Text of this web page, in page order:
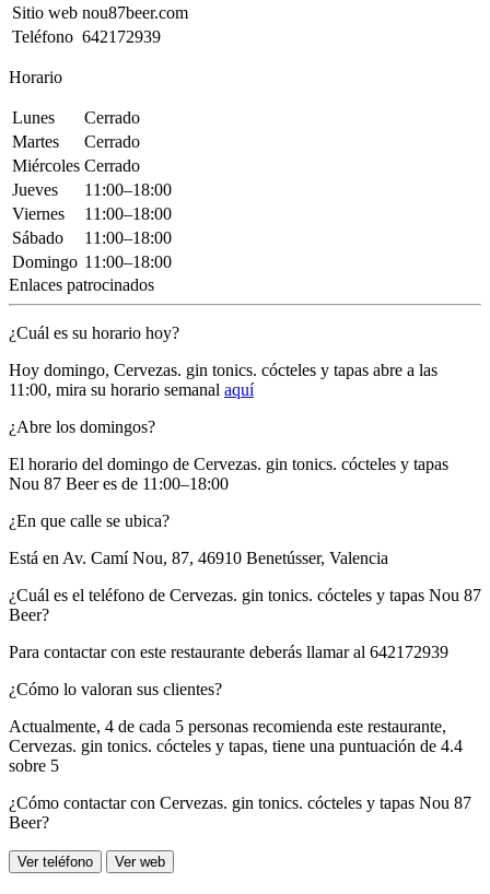
Sitio web nou87beer.com
Teléfono 642172939
Horario
Lunes
Cerrado
Martes
Cerrado
Miércoles Cerrado
Jueves
11:00–18:00
Viernes
11:00–18:00
Sábado
11:00–18:00
Domingo 11:00–18:00
Enlaces patrocinados
¿Cuál es su horario hoy?
Hoy domingo, Cervezas. gin tonics. cócteles y tapas abre a las
11:00, mira su horario semanal aquí
¿Abre los domingos?
El horario del domingo de Cervezas. gin tonics. cócteles y tapas
Nou 87 Beer es de 11:00–18:00
¿En que calle se ubica?
Está enAv. Camí Nou, 87, 46910 Benetússer, Valencia
¿Cuál es el teléfono de Cervezas. gin tonics. cócteles y tapas Nou 87
Beer?
Para contactar con este restaurante deberás llamar al 642172939
¿Cómo lo valoran sus clientes?
Actualmente, 4 de cada 5 personas recomienda este restaurante,
Cervezas. gin tonics. cócteles y tapas, tiene una puntuación de 4.4
sobre 5
¿Cómo contactar con Cervezas. gin tonics. cócteles y tapas Nou 87
Beer?
Ver teléfono Ver web